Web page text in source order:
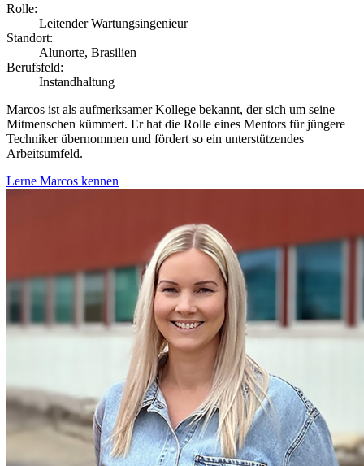
Rolle:
Leitender Wartungsingenieur
Standort:
Alunorte, Brasilien
Berufsfeld:
Instandhaltung
Marcos ist als aufmerksamer Kollege bekannt, der sich um seine
Mitmenschen kümmert. Er hat die Rolle eines Mentors für jüngere
Techniker übernommen und fördert so ein unterstützendes
Arbeitsumfeld.
Lerne Marcos kennen